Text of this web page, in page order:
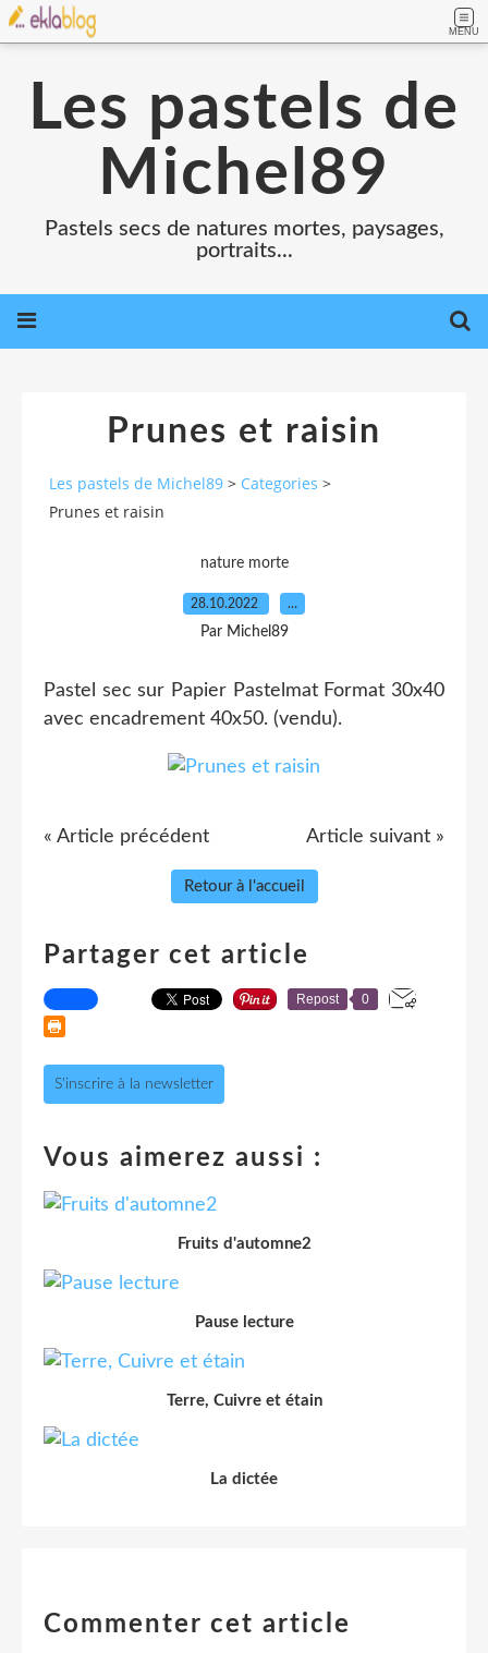
MENU
Les pastels de
Michel89
Pastels secs de natures mortes, paysages,
portraits...
Prunes et raisin
Les pastels de Michel89 > Categories >
Prunes et raisin
nature morte
28.10.2022 …
Par Michel89
Pastel sec sur Papier Pastelmat Format 30x40
avec encadrement 40x50. (vendu).
« Article précédent Article suivant »
Retour à l'accueil
Partager cet article
Repost 0
S'inscrire à la newsletter
Vous aimerez aussi :
Fruits d'automne2
Pause lecture
Terre, Cuivre et étain
La dictée
Commenter cet article